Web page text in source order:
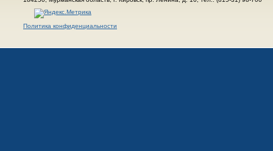
Политика конфиденциальности